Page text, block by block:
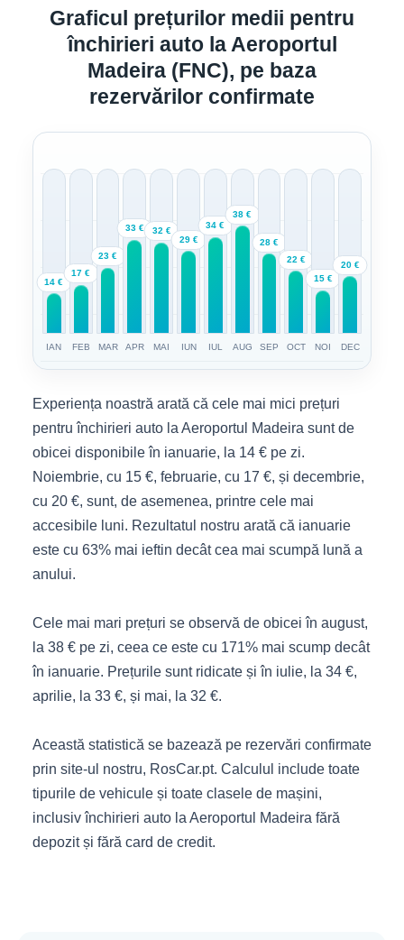
Graficul prețurilor medii pentru
închirieri auto la Aeroportul
Madeira (FNC), pe baza
rezervărilor confirmate
14 €
IAN
17 €
FEB
23 €
MAR
33 €
APR
32 €
MAI
29 €
IUN
34 €
IUL
38 €
AUG
28 €
SEP
22 €
OCT
15 €
NOI
20 €
DEC
Experiența noastră arată că cele mai mici prețuri
pentru închirieri auto la Aeroportul Madeira sunt de
obicei disponibile în ianuarie, la 14 € pe zi.
Noiembrie, cu 15 €, februarie, cu 17 €, și decembrie,
cu 20 €, sunt, de asemenea, printre cele mai
accesibile luni. Rezultatul nostru arată că ianuarie
este cu 63% mai ieftin decât cea mai scumpă lună a
anului.
Cele mai mari prețuri se observă de obicei în august,
la 38 € pe zi, ceea ce este cu 171% mai scump decât
în ianuarie. Prețurile sunt ridicate și în iulie, la 34 €,
aprilie, la 33 €, și mai, la 32 €.
Această statistică se bazează pe rezervări confirmate
prin site-ul nostru, RosCar.pt. Calculul include toate
tipurile de vehicule și toate clasele de mașini,
inclusiv închirieri auto la Aeroportul Madeira fără
depozit și fără card de credit.